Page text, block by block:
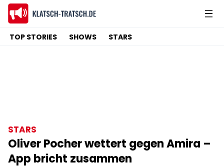
TOP STORIES SHOWS STARS
STARS
Oliver Pocher wettert gegen Amira –
App bricht zusammen